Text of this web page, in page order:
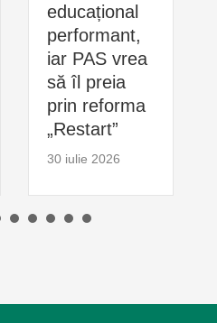
educațional
performant,
iar PAS vrea
să îl preia
prin reforma
„Restart”
30 iulie 2026